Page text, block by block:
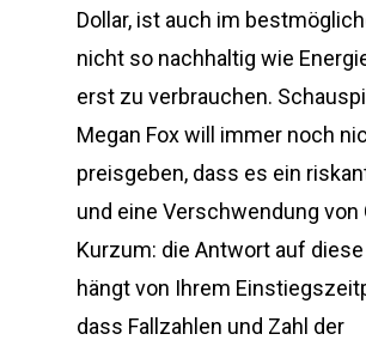
Dollar, ist auch im
nicht so nachhaltig wie
erst zu verbrauchen.
Megan Fox will immer noch
preisgeben, dass es ein
und eine Verschwendung von
Kurzum: die Antwort auf diese
hängt von Ihrem
dass Fallzahlen und Zahl der